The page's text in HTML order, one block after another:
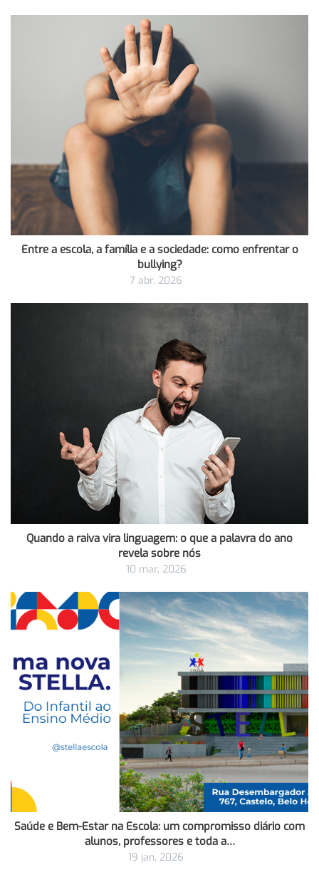
Entre a escola, a família e a sociedade: como enfrentar o
bullying?
7 abr, 2026
Quando a raiva vira linguagem: o que a palavra do ano
revela sobre nós
10 mar, 2026
Saúde e Bem-Estar na Escola: um compromisso diário com
alunos, professores e toda a…
19 jan, 2026